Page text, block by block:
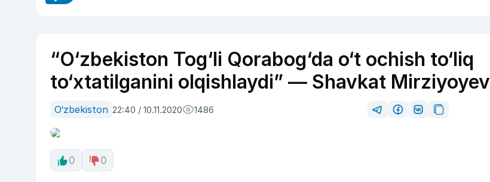
“O‘zbekiston Tog‘li Qorabog‘da o‘t ochish to‘liq
to‘xtatilganini olqishlaydi” — Shavkat Mirziyoyev
O‘zbekiston 22:40 / 10.11.2020 1486
0 0